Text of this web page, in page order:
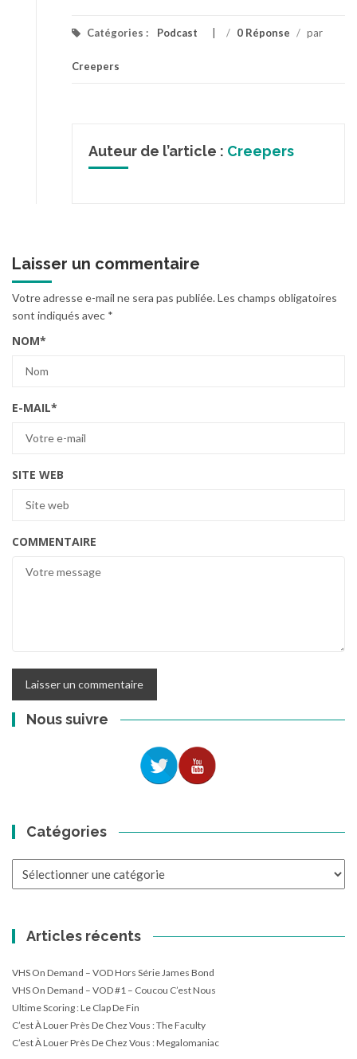
Catégories : Podcast / 0 Réponse / par
Creepers
Auteur de l’article : Creepers
Laisser un commentaire
Votre adresse e-mail ne sera pas publiée.Les champs obligatoires
sont indiqués avec *
NOM*
E-MAIL*
SITE WEB
COMMENTAIRE
Nous suivre
Catégories
Catégories
Articles récents
VHS On Demand – VOD Hors Série James Bond
VHS On Demand – VOD #1 – Coucou C’est Nous
Ultime Scoring : Le Clap De Fin
C’est À Louer Près De Chez Vous : The Faculty
C’est À Louer Près De Chez Vous : Megalomaniac